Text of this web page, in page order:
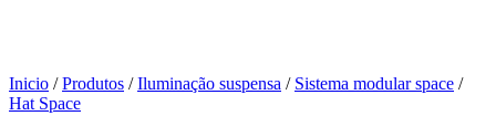
Inicio / Produtos / Iluminação suspensa / Sistema modular space /
Hat Space